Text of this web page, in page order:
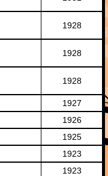
1928
1928
1928
1927
1926
1925
1923
1923